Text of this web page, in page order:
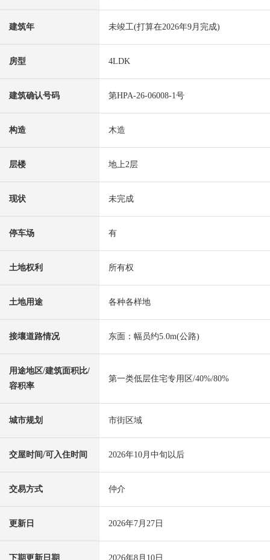
建筑年 未竣工(打算在2026年9月完成)
房型 4LDK
建筑确认号码 第HPA-26-06008-1号
构造 木造
层楼 地上2层
现状 未完成
停车场 有
土地权利 所有权
土地用途 各种各样地
接壤道路情况 东面：幅员约5.0m(公路)
用途地区/建筑面积比/
容积率
第一类低层住宅专用区/40%/80%
城市规划 市街区域
交屋时间/可入住时间 2026年10月中旬以后
交易方式 仲介
更新日 2026年7月27日
下期更新日期 2026年8月10日